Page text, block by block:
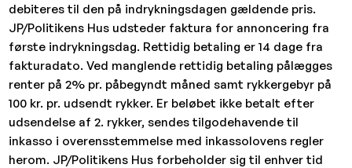
debiteres til den på indrykningsdagen gældende pris.
JP/Politikens Hus udsteder faktura for annoncering fra
første indrykningsdag. Rettidig betaling er 14 dage fra
fakturadato. Ved manglende rettidig betaling pålægges
renter på 2% pr. påbegyndt måned samt rykkergebyr på
100 kr. pr. udsendt rykker. Er beløbet ikke betalt efter
udsendelse af 2. rykker, sendes tilgodehavende til
inkasso i overensstemmelse med inkassolovens regler
herom. JP/Politikens Hus forbeholder sig til enhver tid